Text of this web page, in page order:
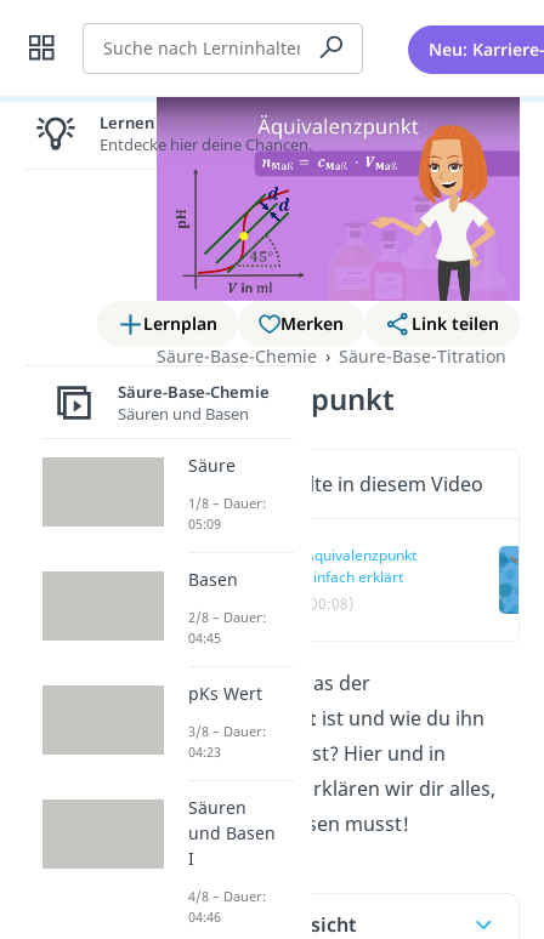
Suche Neu:
Lernplan Merken
Link teilen
Säure-Base-Chemie
Säure-Base-Titration
Äquivalenzpunkt
Wichtige Inhalte in diesem Video
Äquivalenzpunkt
einfach erklärt
(00:08)
Du fragst dich, was der
Äquivalenzpunkt ist und wie du ihn
bestimmen kannst? Hier und in
erklären wir dir alles,
was du dazu wissen musst!
Inhaltsübersicht
Lernen lohnt sich!
Entdecke hier deine Chancen.
Säure-Base-Chemie
Säuren und Basen
Säure
1/8 – Dauer:
05:09
Basen
2/8 – Dauer:
04:45
pKs Wert
3/8 – Dauer:
04:23
Säuren
und Basen
I
4/8 – Dauer:
04:46